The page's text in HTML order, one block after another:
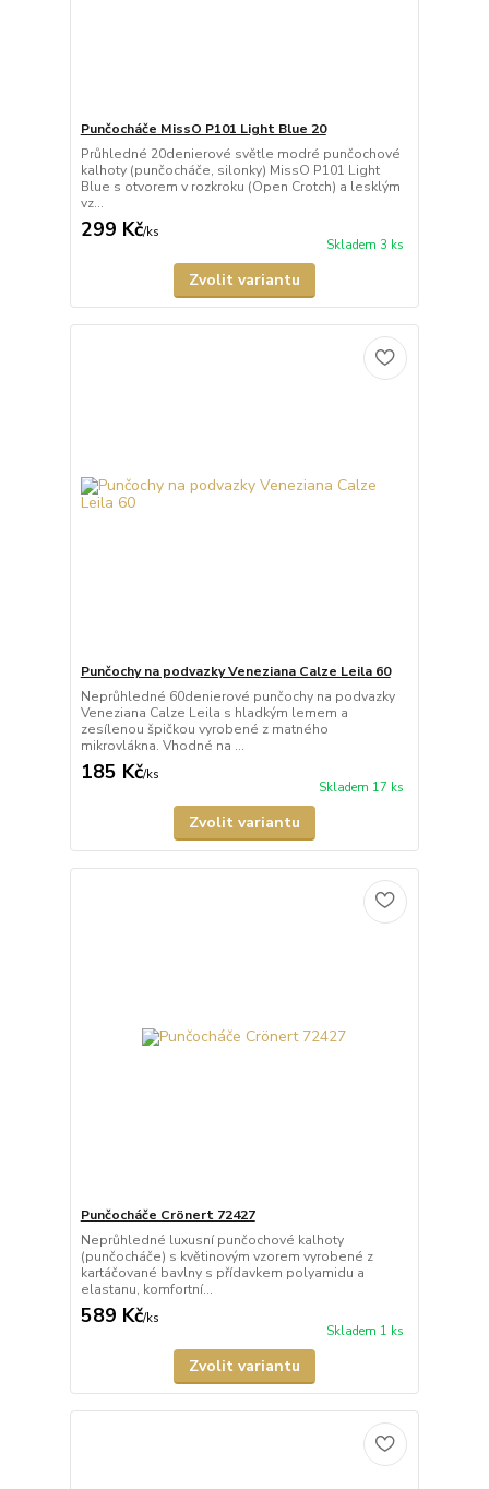
Punčocháče MissO P101 Light Blue 20
Průhledné 20denierové světle modré punčochové
kalhoty (punčocháče, silonky) MissO P101 Light
Blue s otvorem v rozkroku (Open Crotch) a lesklým
vz...
299 Kč/ks
Skladem 3 ks
Zvolit variantu
Punčochy na podvazky Veneziana Calze Leila 60
Neprůhledné 60denierové punčochy na podvazky
Veneziana Calze Leila s hladkým lemem a
zesílenou špičkou vyrobené z matného
mikrovlákna. Vhodné na ...
185 Kč/ks
Skladem 17 ks
Zvolit variantu
Punčocháče Crönert 72427
Neprůhledné luxusní punčochové kalhoty
(punčocháče) s květinovým vzorem vyrobené z
kartáčované bavlny s přídavkem polyamidu a
elastanu, komfortní...
589 Kč/ks
Skladem 1 ks
Zvolit variantu